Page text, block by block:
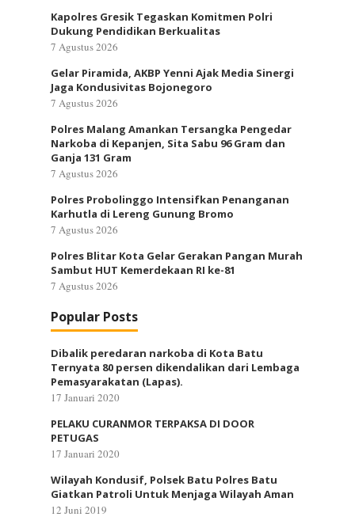
Kapolres Gresik Tegaskan Komitmen Polri
Dukung Pendidikan Berkualitas
7 Agustus 2026
Gelar Piramida, AKBP Yenni Ajak Media Sinergi
Jaga Kondusivitas Bojonegoro
7 Agustus 2026
Polres Malang Amankan Tersangka Pengedar
Narkoba di Kepanjen, Sita Sabu 96 Gram dan
Ganja 131 Gram
7 Agustus 2026
Polres Probolinggo Intensifkan Penanganan
Karhutla di Lereng Gunung Bromo
7 Agustus 2026
Polres Blitar Kota Gelar Gerakan Pangan Murah
Sambut HUT Kemerdekaan RI ke-81
7 Agustus 2026
Popular Posts
Dibalik peredaran narkoba di Kota Batu
Ternyata 80 persen dikendalikan dari Lembaga
Pemasyarakatan (Lapas).
17 Januari 2020
PELAKU CURANMOR TERPAKSA DI DOOR
PETUGAS
17 Januari 2020
Wilayah Kondusif, Polsek Batu Polres Batu
Giatkan Patroli Untuk Menjaga Wilayah Aman
12 Juni 2019